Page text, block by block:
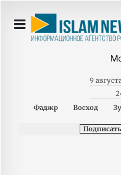
9
Фаджр
Восход